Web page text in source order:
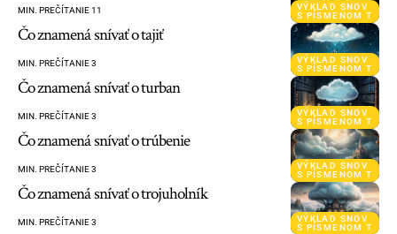
VÝKLAD SNOV
S PÍSMENOM T
MIN. PREČÍTANIE 11
VÝKLAD SNOV
S PÍSMENOM T
Čo znamená snívať o tajiť
MIN. PREČÍTANIE 3
VÝKLAD SNOV
S PÍSMENOM T
Čo znamená snívať o turban
MIN. PREČÍTANIE 3
VÝKLAD SNOV
S PÍSMENOM T
Čo znamená snívať o trúbenie
MIN. PREČÍTANIE 3
VÝKLAD SNOV
S PÍSMENOM T
Čo znamená snívať o trojuholník
MIN. PREČÍTANIE 3